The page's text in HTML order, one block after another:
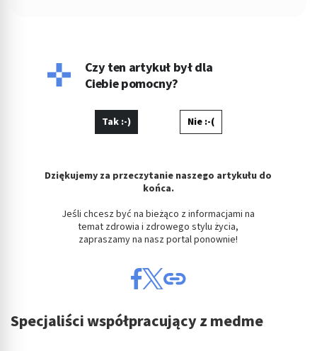
Czy ten artykuł był dla
Ciebie pomocny?
Tak :-) Nie :-(
Dziękujemy za przeczytanie naszego artykułu do
końca.
Jeśli chcesz być na bieżąco z informacjami na
temat zdrowia i zdrowego stylu życia,
zapraszamy na nasz portal ponownie!
Specjaliści współpracujący z medme